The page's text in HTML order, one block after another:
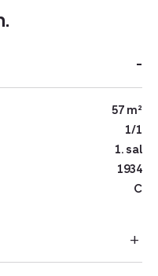
-
57 m²
1/1
1. sal
1934
C